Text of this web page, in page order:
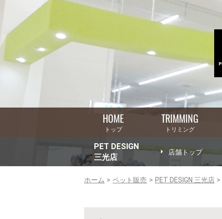
HOME
トップ
TRIMMING
トリミング
PET DESIGN
三光店
店舗トップ
ホーム ペット販売 PET DESIGN 三光店